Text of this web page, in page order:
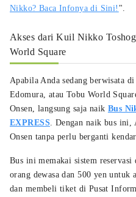
Nikko? Baca Infonya di Sini! ".
Akses dari Kuil Nikko
World Square
Apabila Anda sedang berwisata
Edomura, atau Tobu World
Onsen, langsung saja naik Bus
EXPRESS. Dengan naik bus ini,
Onsen tanpa perlu berganti
Bus ini memakai sistem
orang dewasa dan 500 yen untuk
dan membeli tiket di Pusat